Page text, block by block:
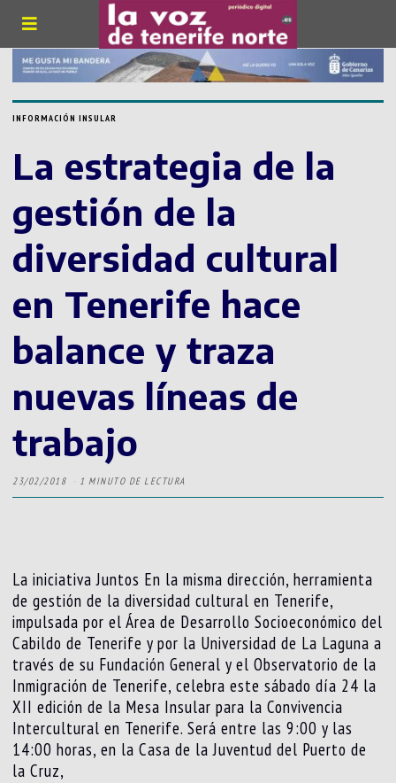
INFORMACIÓN INSULAR
La estrategia de la
gestión de la
diversidad cultural
en Tenerife hace
balance y traza
nuevas líneas de
trabajo
23/02/2018 1 MINUTO DE LECTURA
La iniciativa Juntos En la misma dirección, herramienta
de gestión de la diversidad cultural en Tenerife,
impulsada por el Área de Desarrollo Socioeconómico del
Cabildo de Tenerife y por la Universidad de La Laguna a
través de su Fundación General y el Observatorio de la
Inmigración de Tenerife, celebra este sábado día 24 la
XII edición de la Mesa Insular para la Convivencia
Intercultural en Tenerife. Será entre las 9:00 y las
14:00 horas, en la Casa de la Juventud del Puerto de
la Cruz,